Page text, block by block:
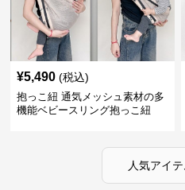
¥5,490 (税込)
抱っこ紐 通気メッシュ素材の多
機能ベビースリング抱っこ紐
人気アイ